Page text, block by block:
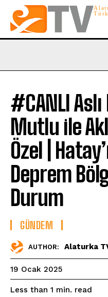
#CANLI
Mutlu ile
Özel |
Deprem
Durum
GÜNDEM
AUTHOR: Alaturka
19 Ocak 2025
Less than 1 min. read